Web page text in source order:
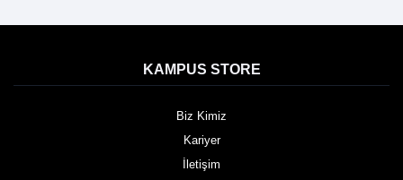
KAMPUS STORE
Biz Kimiz
Kariyer
İletişim